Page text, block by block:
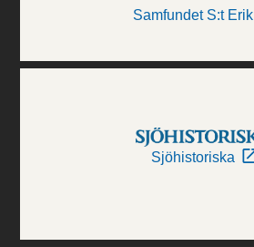
Samfundet S:t Erik
Sjöhistoriska